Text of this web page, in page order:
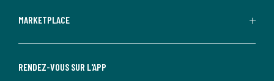
MARKETPLACE
RENDEZ-VOUS SUR L'APP